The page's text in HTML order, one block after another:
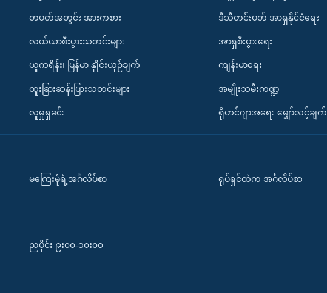
တပတ်အတွင်း အားကစား
လယ်ယာစီးပွားသတင်းများ
ယူကရိန်း၊ မြန်မာ နှိုင်းယှဉ်ချက်
ထူးခြားဆန်းပြားသတင်းများ
လူမှုရှုခင်း
ဒီသီတင်းပတ် အာရှနိုင်ငံရေး
အာရှစီးပွားရေး
ကျန်းမာရေး
အမျိုးသမီးကဏ္ဍ
ရိုဟင်ဂျာအရေး မျှော်လင့်ချက်
မကြေးမုံရဲ့အင်္ဂလိပ်စာ ရုပ်ရှင်ထဲက အင်္ဂလိပ်စာ
ညပိုင်း ၉း၀၀-၁၀း၀၀